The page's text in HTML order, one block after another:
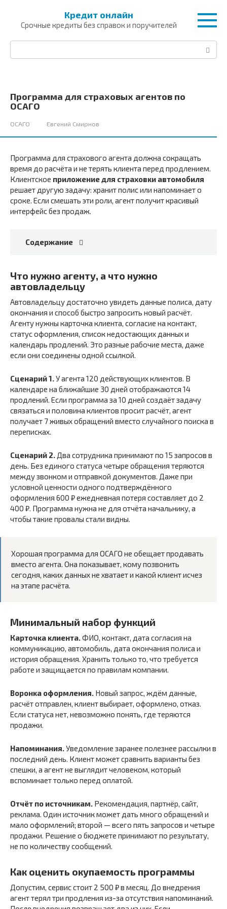
контенту
Кредит онлайн
Срочные кредиты без справок и поручителей
Программа для страховых агентов по
ОСАГО
ОСАГО Евгений Смирнов
Программа для страхового агента должна сокращать
время до расчёта и не терять клиента перед продлением.
Клиентское приложение для страховки автомобиля
решает другую задачу: хранит полис или напоминает о
сроке. Если смешать эти роли, агент получит красивый
интерфейс без продаж.
Содержание
Что нужно агенту, а что нужно
автовладельцу
Автовладельцу достаточно увидеть данные полиса, дату
окончания и способ быстро запросить новый расчёт.
Агенту нужны карточка клиента, согласие на контакт,
статус оформления, список недостающих данных и
календарь продлений. Это разные рабочие места, даже
если они соединены одной ссылкой.
Сценарий 1.У агента 120 действующих клиентов. В
календаре на ближайшие 30 дней отображаются 14
продлений. Если программа за 10 дней создаёт задачу
связаться и половина клиентов просит расчёт, агент
получает 7 живых обращений вместо случайного поиска в
переписках.
Сценарий 2. Два сотрудника принимают по 15 запросов в
день. Без единого статуса четыре обращения теряются
между звонком и отправкой документов. Даже при
условной ценности одного подтверждённого
оформления 600 ₽ ежедневная потеря составляет до 2
400 ₽. Программа нужна не для отчёта начальнику, а
чтобы такие провалы стали видны.
Хорошая программа для ОСАГО не обещает продавать
вместо агента. Она показывает, кому позвонить
сегодня, каких данных не хватает и какой клиент исчез
на этапе расчёта.
Минимальный набор функций
Карточка клиента.ФИО, контакт, дата согласия на
коммуникацию, автомобиль, дата окончания полиса и
история обращения. Хранить только то, что требуется
работе и защищается по правилам компании.
Воронка оформления. Новый запрос, ждём данные,
расчёт отправлен, клиент выбирает, оформлено, отказ.
Если статуса нет, невозможно понять, где теряются
продажи.
Напоминания.Уведомление заранее полезнее рассылки в
последний день. Клиент может сравнить варианты без
спешки, а агент не выглядит человеком, который
вспоминает только перед оплатой.
Отчёт по источникам. Рекомендация, партнёр, сайт,
реклама. Один источник может дать много обращений и
мало оформлений; второй — всего пять запросов и четыре
продажи. Решение о бюджете принимают по результату,
не по количеству сообщений.
Как оценить окупаемость программы
Допустим, сервис стоит 2 500 ₽ в месяц. До внедрения
агент терял три продления из-за отсутствия напоминаний.